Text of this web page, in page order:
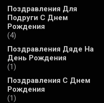
Поздравления Для
Подруги С Днем
Рождения
(4)
Поздравления Дяде На
День Рождения
(1)
Поздравления С Днем
Рождения
(1)